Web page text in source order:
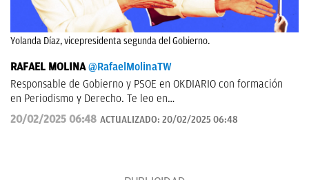
Yolanda Díaz, vicepresidenta segunda del Gobierno.
RAFAEL MOLINA @RafaelMolinaTW
Responsable de Gobierno y PSOE en OKDIARIO con formación
en Periodismo y Derecho. Te leo en
rafael.molina@okdiario.com
20/02/2025 06:48 ACTUALIZADO: 20/02/2025 06:48